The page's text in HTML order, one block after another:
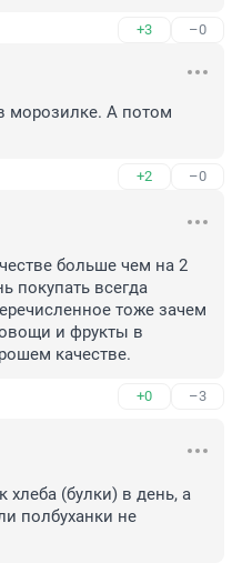
+3 –0
морозилке. А потом
+2 –0
больше чем на 2
покупать всегда
тоже зачем
и фрукты в
качестве.
+0 –3
хлеба (булки) в день, а
полбуханки не